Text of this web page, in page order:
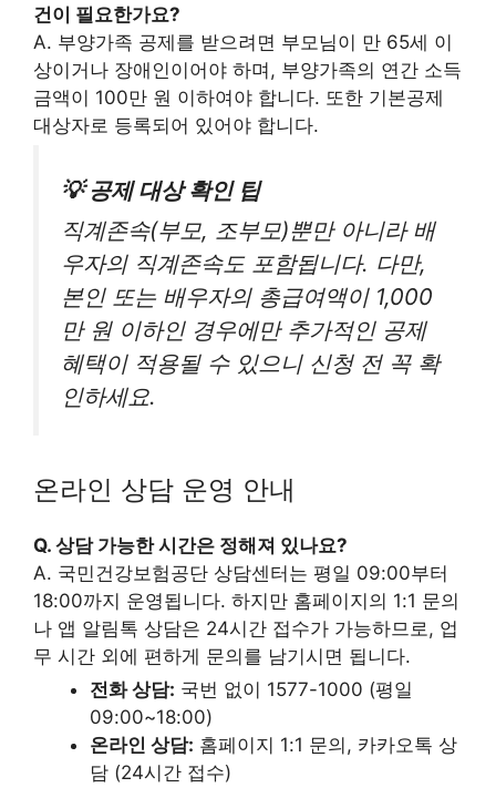
건이 필요한가요?
A. 부양가족 공제를 받으려면 부모님이 만 65세 이
상이거나 장애인이어야 하며, 부양가족의 연간 소득
금액이 100만 원 이하여야 합니다. 또한 기본공제
대상자로 등록되어 있어야 합니다.
💡 공제 대상 확인 팁
직계존속(부모, 조부모)뿐만 아니라 배
우자의 직계존속도 포함됩니다. 다만,
본인 또는 배우자의 총급여액이 1,000
만 원 이하인 경우에만 추가적인 공제
혜택이 적용될 수 있으니 신청 전 꼭 확
인하세요.
온라인 상담 운영 안내
Q. 상담 가능한 시간은 정해져 있나요?
A. 국민건강보험공단 상담센터는 평일 09:00부터
18:00까지 운영됩니다. 하지만 홈페이지의 1:1 문의
나 앱 알림톡 상담은 24시간 접수가 가능하므로, 업
무 시간 외에 편하게 문의를 남기시면 됩니다.
전화 상담: 국번 없이 1577-1000 (평일
09:00~18:00)
온라인 상담: 홈페이지 1:1 문의, 카카오톡 상
담 (24시간 접수)